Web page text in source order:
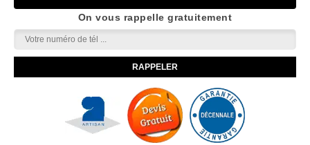
On vous rappelle gratuitement